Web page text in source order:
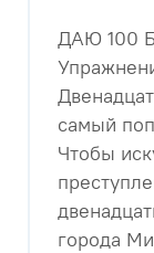
ДАЮ 100
самый
Чтобы
города